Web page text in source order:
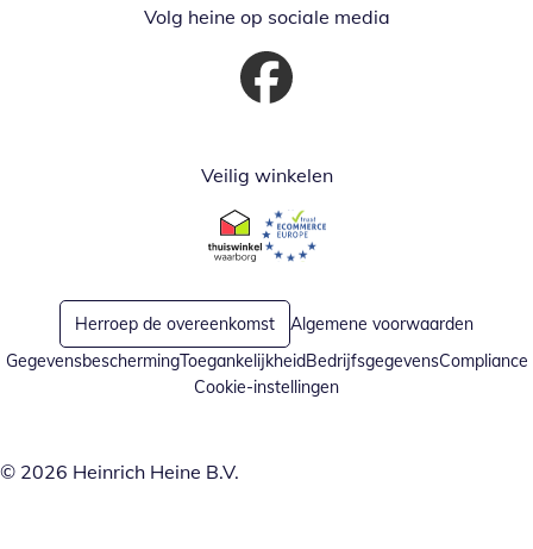
Volg heine op sociale media
Opent in nieuw venster
Veilig winkelen
Opent in nieuw venster
Opent in nieuw venster
Herroep de overeenkomst
Algemene voorwaarden
GegevensbeschermingToegankelijkheidBedrijfsgegevensCompliance
Cookie-instellingen
© 2026 Heinrich Heine B.V.